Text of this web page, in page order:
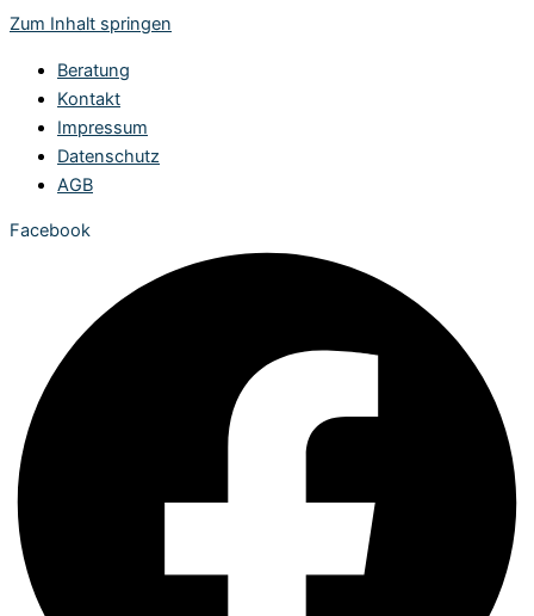
Zum Inhalt springen
Beratung
Kontakt
Impressum
Datenschutz
AGB
Facebook